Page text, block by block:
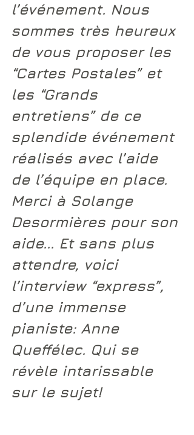
l’événement. Nous
sommes très heureux
de vous proposer les
“Cartes Postales” et
les “Grands
entretiens” de ce
splendide événement
réalisés avec l’aide
de l’équipe en place.
Merci à Solange
Desormières pour son
aide... Et sans plus
attendre, voici
l’interview “express”,
d’une immense
pianiste: Anne
Queffélec. Qui se
révèle intarissable
sur le sujet!